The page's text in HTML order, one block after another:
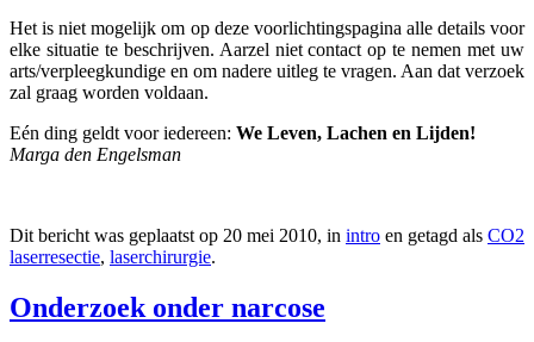
Het is niet mogelijk om op deze voorlichtingspagina alle details voor
elke situatie te beschrijven. Aarzel niet contact op te nemen met uw
arts/verpleegkundige en om nadere uitleg te vragen. Aan dat verzoek
zal graag worden voldaan.
Eén ding geldt voor iedereen: We Leven, Lachen en Lijden!
Marga den Engelsman
Dit bericht was geplaatst op 20 mei 2010, in intro en getagd als CO2
laserresectie, laserchirurgie.
Onderzoek onder narcose